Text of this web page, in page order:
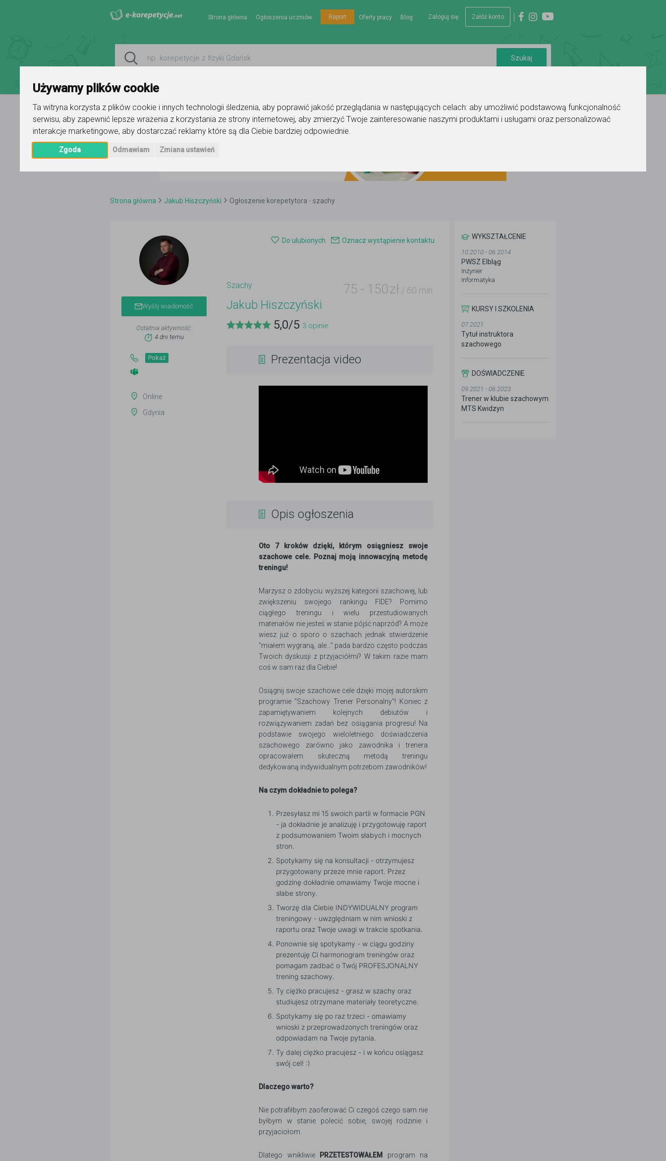
Używamy plików cookie
Ta witryna korzysta z plików cookie i innych technologii śledzenia, aby poprawić jakość przeglądania w następujących celach: aby umożliwić podstawową funkcjonalność
serwisu, aby zapewnić lepsze wrażenia z korzystania ze strony internetowej, aby zmierzyć Twoje zainteresowanie naszymi produktami i usługami oraz personalizować
interakcje marketingowe, aby dostarczać reklamy które są dla Ciebie bardziej odpowiednie.
Zgoda Odmawiam Zmiana ustawień
Zaloguj się Załóż konto
Strona główna Ogłoszenia uczniów Raport Oferty pracy Blog
Strona główna Jakub Hiszczyński Ogłoszenie korepetytora - szachy
Do ulubionych Oznacz wystąpienie kontaktu
Wyślij wiadomość
Ostatnia aktywność:
4 dni temu
Pokaż
Online
Gdynia
Szachy 75 - 150 zł / 60 min
Jakub Hiszczyński
5,0/5 3 opinie
Prezentacja video
Opis ogłoszenia
Oto 7 kroków dzięki, którym osiągniesz swoje
szachowe cele. Poznaj moją innowacyjną metodę
treningu!
Marzysz o zdobyciu wyższej kategorii szachowej, lub
zwiększeniu swojego rankingu FIDE? Pomimo
ciągłego treningu i wielu przestudiowanych
materiałów nie jesteś w stanie pójść naprzód? A może
wiesz już o sporo o szachach jednak stwierdzenie
“miałem wygraną, ale…” pada bardzo często podczas
Twoich dyskusji z przyjaciółmi? W takim razie mam
coś w sam raz dla Ciebie!
Osiągnij swoje szachowe cele dzięki mojej autorskim
programie “Szachowy Trener Personalny”! Koniec z
zapamiętywaniem kolejnych debiutów i
rozwiązywaniem zadań bez osiągania progresu! Na
podstawie swojego wieloletniego doświadczenia
szachowego zarówno jako zawodnika i trenera
opracowałem skuteczną metodą treningu
dedykowaną indywidualnym potrzebom zawodników!
Na czym dokładnie to polega?
Przesyłasz mi 15 swoich partii w formacie PGN
- ja dokładnie je analizuję i przygotowuję raport
z podsumowaniem Twoim słabych i mocnych
stron.
Spotykamy się na konsultacji - otrzymujesz
przygotowany przeze mnie raport. Przez
godzinę dokładnie omawiamy Twoje mocne i
słabe strony.
Tworzę dla Ciebie INDYWIDUALNY program
treningowy - uwzględniam w nim wnioski z
raportu oraz Twoje uwagi w trakcie spotkania.
Ponownie się spotykamy - w ciągu godziny
prezentuję Ci harmonogram treningów oraz
pomagam zadbać o Twój PROFESJONALNY
trening szachowy.
Ty ciężko pracujesz - grasz w szachy oraz
studiujesz otrzymane materiały teoretyczne.
Spotykamy się po raz trzeci - omawiamy
wnioski z przeprowadzonych treningów oraz
odpowiadam na Twoje pytania.
Ty dalej ciężko pracujesz - i w końcu osiągasz
swój cel! :)
Dlaczego warto?
Nie potrafiłbym zaoferować Ci czegoś czego sam nie
byłbym w stanie polecić sobie, swojej rodzinie i
przyjaciołom.
Dlatego wnikliwie PRZETESTOWAŁEM
program na
WYKSZTAŁCENIE
10.2010 - 06.2014
PWSZ Elbląg
Inżynier
Informatyka
KURSY I SZKOLENIA
07.2021
Tytuł instruktora
szachowego
DOŚWIADCZENIE
09.2021 - 06.2023
Trener w klubie szachowym
MTS Kwidzyn